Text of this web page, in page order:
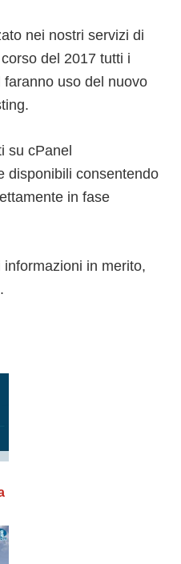
nei nostri servizi di
del 2017 tutti i
uso del nuovo
su cPanel
disponibili consentendo
in fase
in merito,